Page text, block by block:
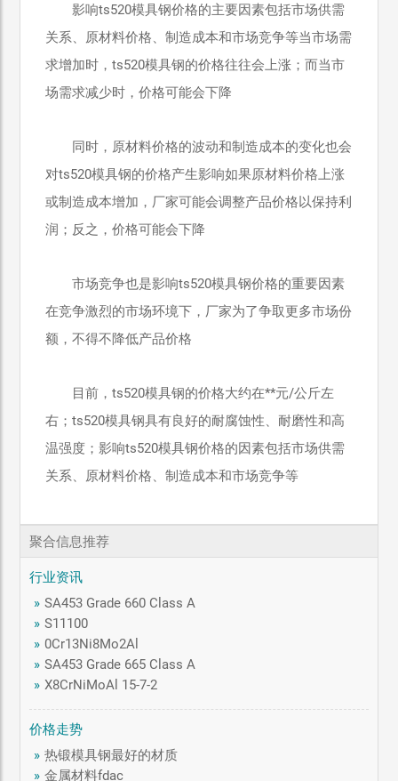
影响ts520模具钢价格的主要因素包括市场供需
关系、原材料价格、制造成本和市场竞争等当市场需
求增加时，ts520模具钢的价格往往会上涨；而当市
场需求减少时，价格可能会下降
同时，原材料价格的波动和制造成本的变化也会
对ts520模具钢的价格产生影响如果原材料价格上涨
或制造成本增加，厂家可能会调整产品价格以保持利
润；反之，价格可能会下降
市场竞争也是影响ts520模具钢价格的重要因素
在竞争激烈的市场环境下，厂家为了争取更多市场份
额，不得不降低产品价格
目前，ts520模具钢的价格大约在**元/公斤左
右；ts520模具钢具有良好的耐腐蚀性、耐磨性和高
温强度；影响ts520模具钢价格的因素包括市场供需
关系、原材料价格、制造成本和市场竞争等
聚合信息推荐
行业资讯
» SA453 Grade 660 Class A
» S11100
» 0Cr13Ni8Mo2Al
» SA453 Grade 665 Class A
» X8CrNiMoAl 15-7-2
价格走势
» 热锻模具钢最好的材质
» 金属材料fdac